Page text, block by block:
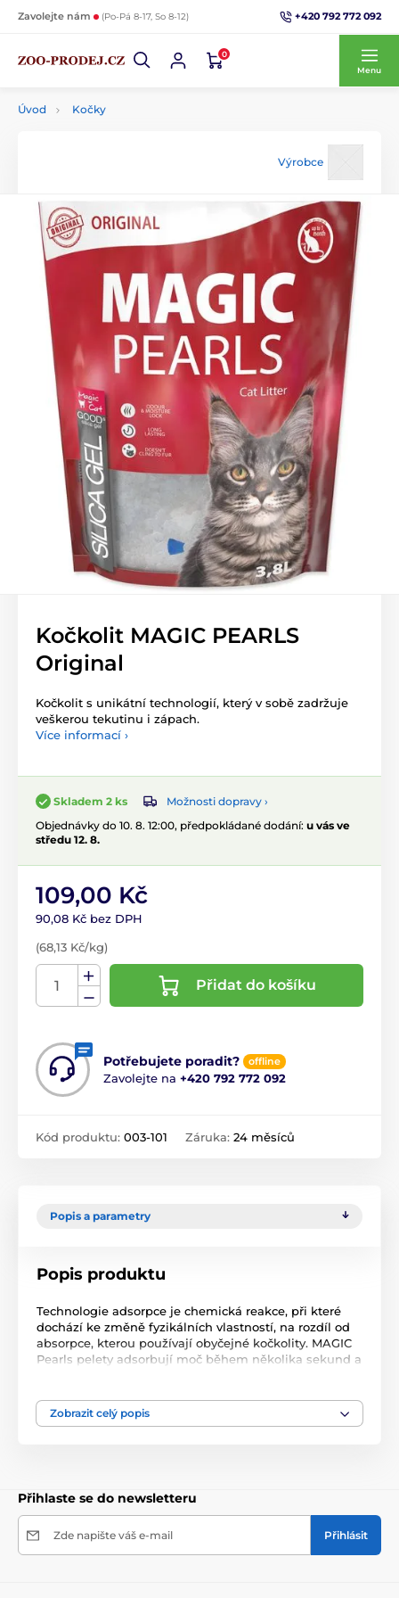
Zavolejte nám (Po-Pá 8-17, So 8-12) +420 792 772 092
0
Menu
Úvod Kočky
Výrobce
Kočkolit MAGIC PEARLS
Original
Kočkolit s unikátní technologií, který v sobě zadržuje
veškerou tekutinu i zápach.
Více informací ›
Skladem 2 ks
Možnosti dopravy ›
Objednávky do 10. 8. 12:00, předpokládané dodání: u vás ve
středu 12. 8.
109,00 Kč
90,08 Kč bez DPH
(68,13 Kč/kg)
Přidat do košíku
Potřebujete poradit? offline
Zavolejte na +420 792 772 092
Kód produktu: 003-101 Záruka: 24 měsíců
Popis a parametry
Popis produktu
Technologie adsorpce je chemická reakce, při které
dochází ke změně fyzikálních vlastností, na rozdíl od
absorpce, kterou používají obyčejné kočkolity. MAGIC
Pearls pelety adsorbují moč během několika sekund a
bakterie.
Bezkonkurenčně ekonomický.
MAGIC Pearls mají speciální velikost, tvar a složení,
které neulpívá na srsti kočky a není vynášeno z
toalety.
Čistota a hygiena
Zobrazit celý popis
Přihlaste se do newsletteru
Zde napište váš e-mail Přihlásit